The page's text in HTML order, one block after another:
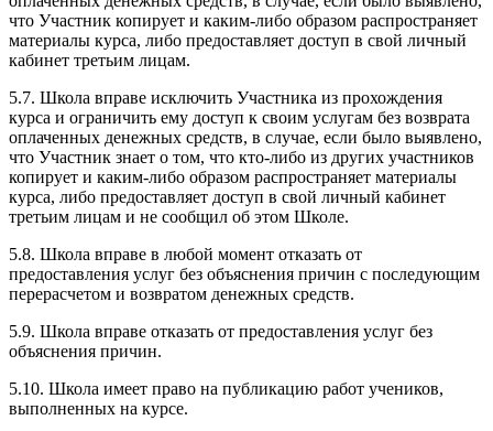
что Участник копирует и каким-либо образом распространяет
материалы курса, либо предоставляет доступ в свой личный
кабинет третьим лицам.
5.7. Школа вправе исключить Участника из прохождения
курса и ограничить ему доступ к своим услугам без возврата
оплаченных денежных средств, в случае, если было выявлено,
что Участник знает о том, что кто-либо из других участников
копирует и каким-либо образом распространяет материалы
курса, либо предоставляет доступ в свой личный кабинет
третьим лицам и не сообщил об этом Школе.
5.8. Школа вправе в любой момент отказать от
предоставления услуг без объяснения причин с последующим
перерасчетом и возвратом денежных средств.
5.9. Школа вправе отказать от предоставления услуг без
объяснения причин.
5.10. Школа имеет право на публикацию работ учеников,
выполненных на курсе.